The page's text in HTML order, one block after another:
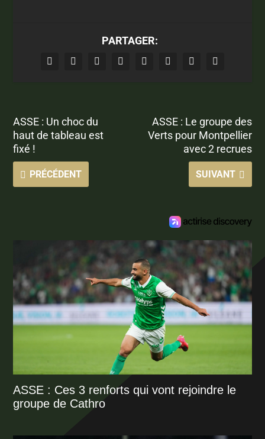
PARTAGER:
ASSE : Un choc du
haut de tableau est
fixé !
PRÉCÉDENT
ASSE : Le groupe des
Verts pour Montpellier
avec 2 recrues
SUIVANT
ASSE : Ces 3 renforts qui vont rejoindre le
groupe de Cathro